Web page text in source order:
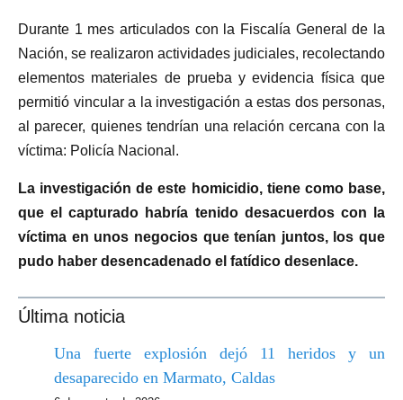
Durante 1 mes articulados con la Fiscalía General de la
Nación, se realizaron actividades judiciales, recolectando
elementos materiales de prueba y evidencia física que
permitió vincular a la investigación a estas dos personas,
al parecer, quienes tendrían una relación cercana con la
víctima: Policía Nacional.
La investigación de este homicidio, tiene como base,
que el capturado habría tenido desacuerdos con la
víctima en unos negocios que tenían juntos, los que
pudo haber desencadenado el fatídico desenlace.
Última noticia
Una fuerte explosión dejó 11 heridos y un
desaparecido en Marmato, Caldas